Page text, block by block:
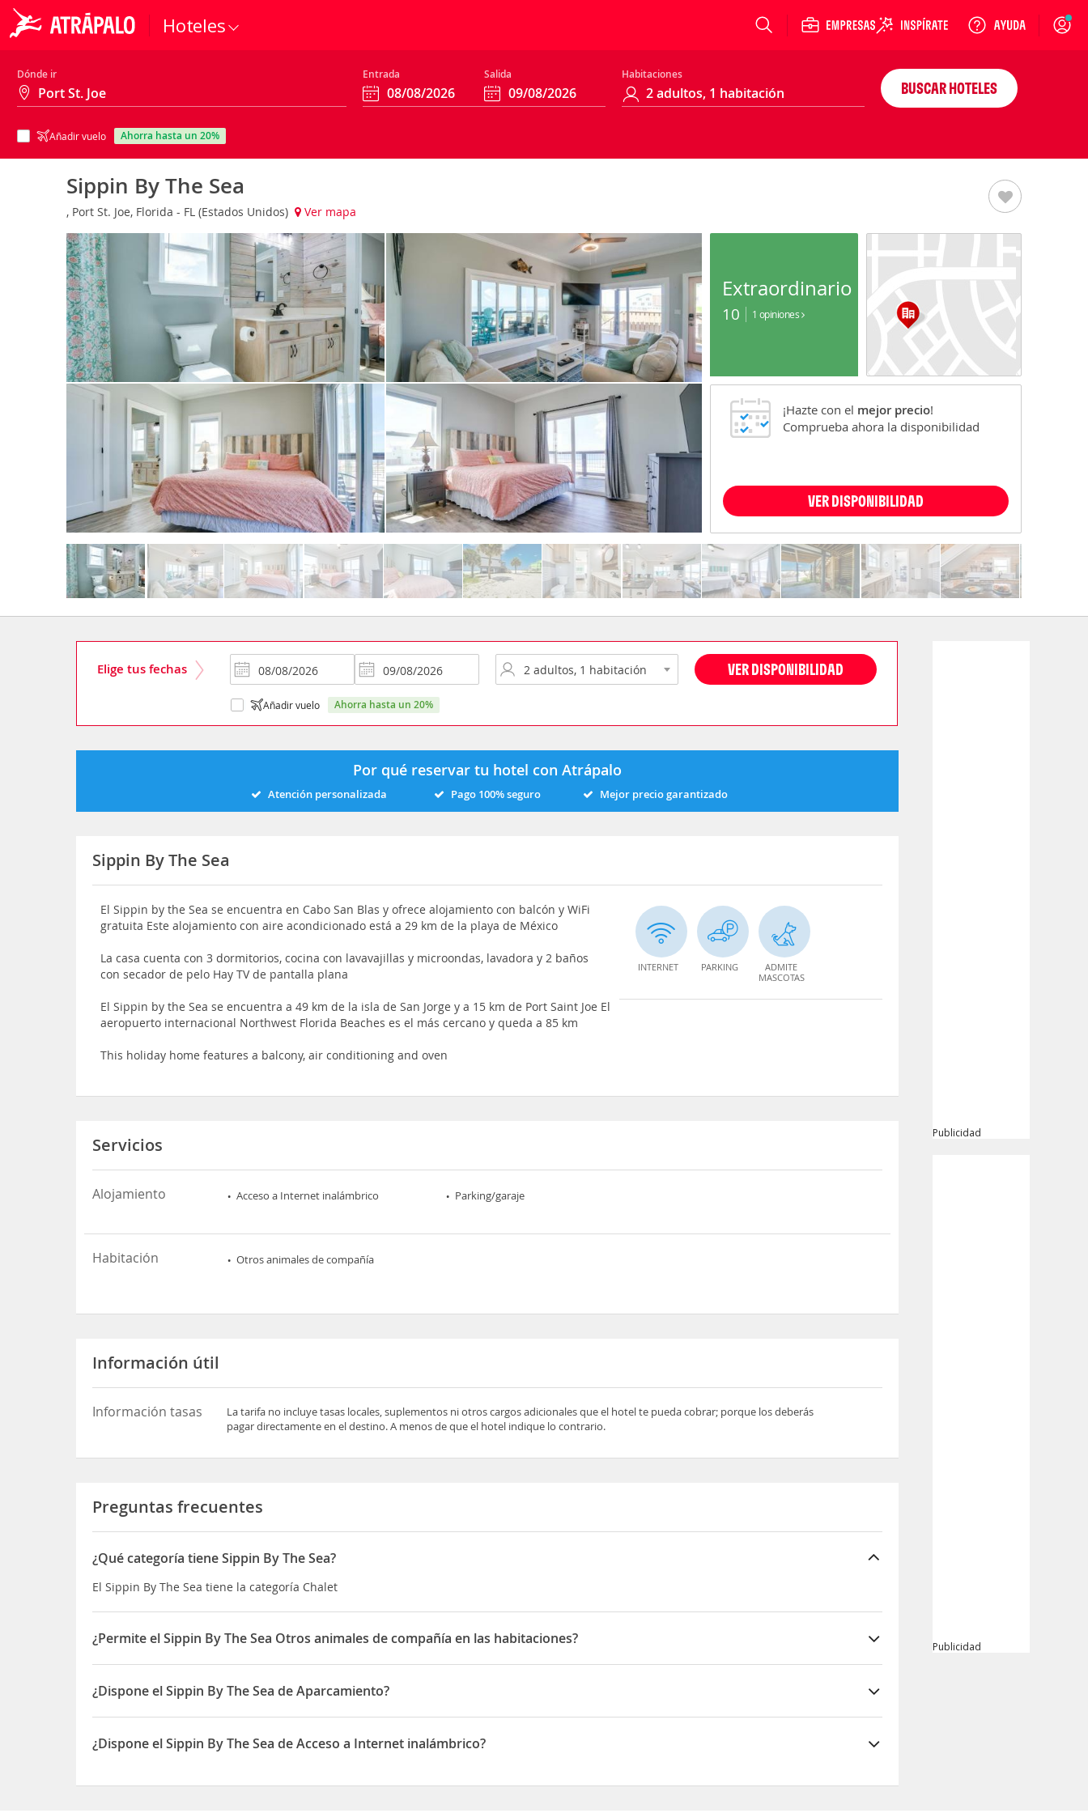
Hoteles Login
Dónde ir Entrada Salida Habitaciones
Añadir vuelo ahorra hasta un 20%
BUSCAR HOTELES
Sippin By The Sea
, Port St. Joe, Florida - FL (Estados Unidos) Ver mapa
Extraordinario
10 1 opiniones
¡Hazte con el mejor precio!
Comprueba ahora la disponibilidad
VER DISPONIBILIDAD
Elige tus fechas VER DISPONIBILIDAD
Añadir vuelo ahorra hasta un 20%
Por qué reservar tu hotel con Atrápalo
Atención personalizada Pago 100% seguro Mejor precio garantizado
Sippin By The Sea
El Sippin by the Sea se encuentra en Cabo San Blas y ofrece alojamiento con balcón y WiFi
gratuita Este alojamiento con aire acondicionado está a 29 km de la playa de México
La casa cuenta con 3 dormitorios, cocina con lavavajillas y microondas, lavadora y 2 baños
con secador de pelo Hay TV de pantalla plana
El Sippin by the Sea se encuentra a 49 km de la isla de San Jorge y a 15 km de Port Saint Joe El
aeropuerto internacional Northwest Florida Beaches es el más cercano y queda a 85 km
This holiday home features a balcony, air conditioning and oven
INTERNET PARKING
ADMITE
MASCOTAS
Servicios
Alojamiento Acceso a Internet inalámbrico Parking/garaje
Habitación Otros animales de compañía
Información útil
Información tasas
La tarifa no incluye tasas locales, suplementos ni otros cargos adicionales que el hotel te pueda cobrar; porque los deberás
pagar directamente en el destino. A menos de que el hotel indique lo contrario.
Preguntas frecuentes
¿Qué categoría tiene Sippin By The Sea?
El Sippin By The Sea tiene la categoría Chalet
¿Permite el Sippin By The Sea Otros animales de compañía en las habitaciones?
Sí, el Sippin By The Sea permite Otros animales de compañía en las habitaciones
¿Dispone el Sippin By The Sea de Aparcamiento?
Sí, el Sippin By The Sea dispone de Aparcamiento
¿Dispone el Sippin By The Sea de Acceso a Internet inalámbrico?
Publicidad
Publicidad